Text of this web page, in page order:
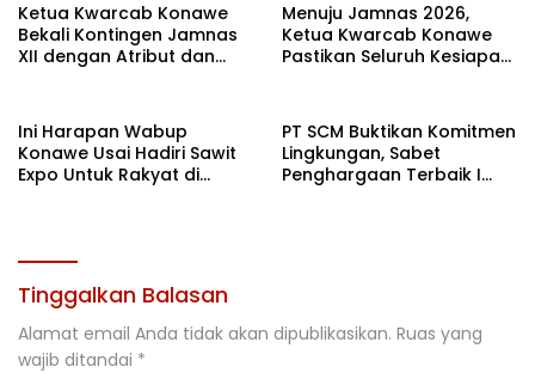
Ketua Kwarcab Konawe
Bekali Kontingen Jamnas
XII dengan Atribut dan
Menuju Jamnas 2026,
Ketua Kwarcab Konawe
Pastikan Seluruh Kesiapan
Ini Harapan Wabup
Konawe Usai Hadiri Sawit
Expo Untuk Rakyat di
PT SCM Buktikan Komitmen
Lingkungan, Sabet
Penghargaan Terbaik I
Tinggalkan Balasan
Alamat email Anda tidak akan dipublikasikan. Ruas yang
wajib ditandai *